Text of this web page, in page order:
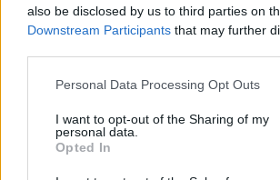
also be disclosed by us to third parties on
Downstream Participants that may further
Please note that this website/app uses one
not limited to your visit or usage behaviour.
grant or deny consent to Google and its
use your data for below specified purposes
consent section.
Personal Data Processing Opt Outs
I want to opt-out of the Sharing of my
personal data.
Opted In
Συνταγματική αναθεώρηση: 33